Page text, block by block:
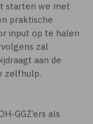
starten we met
praktische
input op te halen
zal
aan de
zelfhulp.
GGZ’ers als